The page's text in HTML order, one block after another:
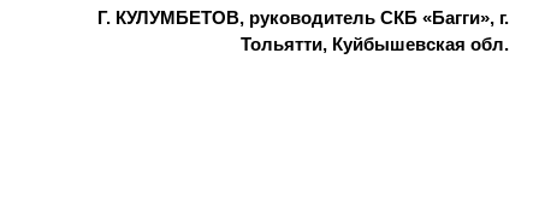
Г. КУЛУМБЕТОВ, руководитель СКБ «Багги», г.
Тольятти, Куйбышевская обл.